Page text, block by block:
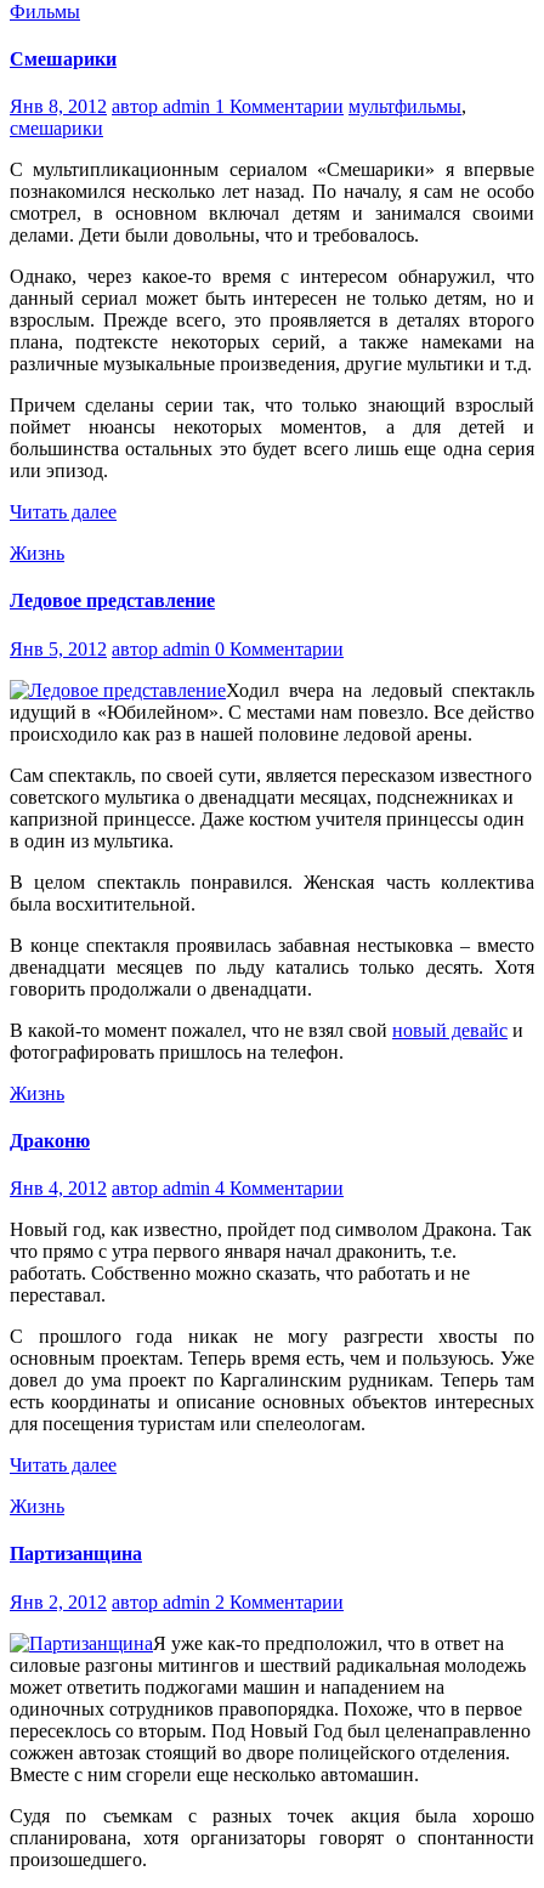
Фильмы
Смешарики
Янв 8, 2012 автор admin 1 Комментарии мультфильмы,
смешарики
С мультипликационным сериалом «Смешарики» я впервые
познакомился несколько лет назад. По началу, я сам не особо
смотрел, в основном включал детям и занимался своими
делами. Дети были довольны, что и требовалось.
Однако, через какое-то время с интересом обнаружил, что
данный сериал может быть интересен не только детям, но и
взрослым. Прежде всего, это проявляется в деталях второго
плана, подтексте некоторых серий, а также намеками на
различные музыкальные произведения, другие мультики и т.д.
Причем сделаны серии так, что только знающий взрослый
поймет нюансы некоторых моментов, а для детей и
большинства остальных это будет всего лишь еще одна серия
или эпизод.
Читать далее
Жизнь
Ледовое представление
Янв 5, 2012 автор admin 0 Комментарии
Ходил вчера на ледовый спектакль
идущий в «Юбилейном». С местами нам повезло. Все действо
происходило как раз в нашей половине ледовой арены.
Сам спектакль, по своей сути, является пересказом известного
советского мультика о двенадцати месяцах, подснежниках и
капризной принцессе. Даже костюм учителя принцессы один
в один из мультика.
В целом спектакль понравился. Женская часть коллектива
была восхитительной.
В конце спектакля проявилась забавная нестыковка – вместо
двенадцати месяцев по льду катались только десять. Хотя
говорить продолжали о двенадцати.
В какой-то момент пожалел, что не взял свой новый девайс и
фотографировать пришлось на телефон.
Жизнь
Драконю
Янв 4, 2012 автор admin 4 Комментарии
Новый год, как известно, пройдет под символом Дракона. Так
что прямо с утра первого января начал драконить, т.е.
работать. Собственно можно сказать, что работать и не
переставал.
С прошлого года никак не могу разгрести хвосты по
основным проектам. Теперь время есть, чем и пользуюсь. Уже
довел до ума проект по Каргалинским рудникам. Теперь там
есть координаты и описание основных объектов интересных
для посещения туристам или спелеологам.
Читать далее
Жизнь
Партизанщина
Янв 2, 2012 автор admin 2 Комментарии
Я уже как-то предположил, что в ответ на
силовые разгоны митингов и шествий радикальная молодежь
может ответить поджогами машин и нападением на
одиночных сотрудников правопорядка. Похоже, что в первое
пересеклось со вторым. Под Новый Год был целенаправленно
сожжен автозак стоящий во дворе полицейского отделения.
Вместе с ним сгорели еще несколько автомашин.
Судя по съемкам с разных точек акция была хорошо
спланирована, хотя организаторы говорят о спонтанности
произошедшего.